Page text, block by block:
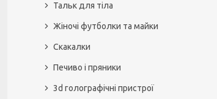
Тальк для тіла
Жіночі футболки та майки
Скакалки
Печиво і пряники
3d голографічні пристрої